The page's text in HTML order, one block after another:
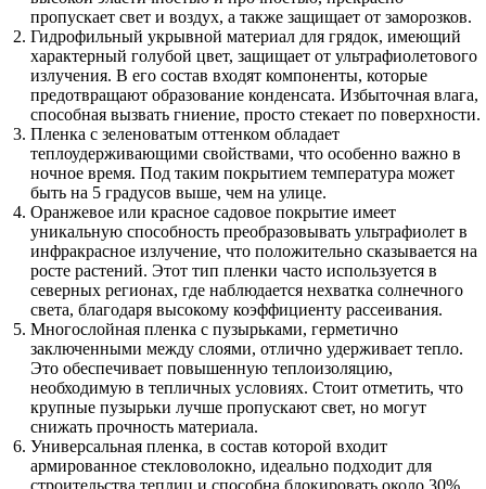
пропускает свет и воздух, а также защищает от заморозков.
Гидрофильный укрывной материал для грядок, имеющий
характерный голубой цвет, защищает от ультрафиолетового
излучения. В его состав входят компоненты, которые
предотвращают образование конденсата. Избыточная влага,
способная вызвать гниение, просто стекает по поверхности.
Пленка с зеленоватым оттенком обладает
теплоудерживающими свойствами, что особенно важно в
ночное время. Под таким покрытием температура может
быть на 5 градусов выше, чем на улице.
Оранжевое или красное садовое покрытие имеет
уникальную способность преобразовывать ультрафиолет в
инфракрасное излучение, что положительно сказывается на
росте растений. Этот тип пленки часто используется в
северных регионах, где наблюдается нехватка солнечного
света, благодаря высокому коэффициенту рассеивания.
Многослойная пленка с пузырьками, герметично
заключенными между слоями, отлично удерживает тепло.
Это обеспечивает повышенную теплоизоляцию,
необходимую в тепличных условиях. Стоит отметить, что
крупные пузырьки лучше пропускают свет, но могут
снижать прочность материала.
Универсальная пленка, в состав которой входит
армированное стекловолокно, идеально подходит для
строительства теплиц и способна блокировать около 30%